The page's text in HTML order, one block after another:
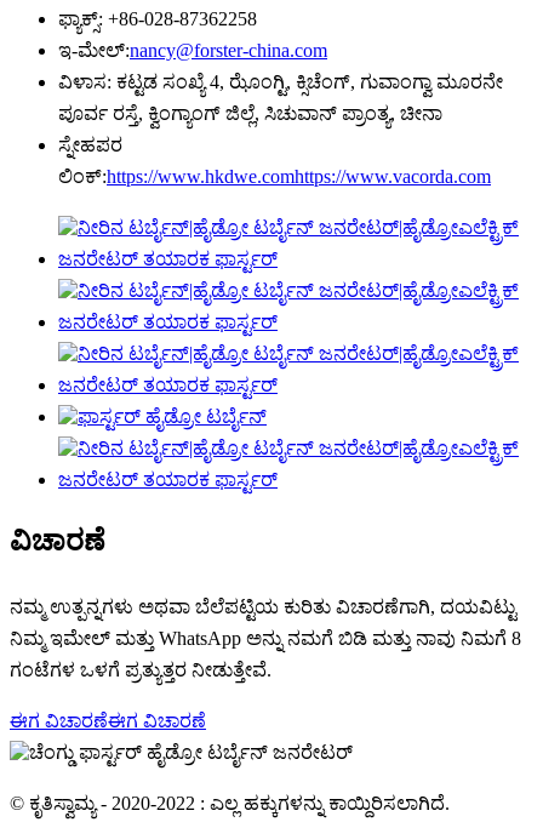
ಫ್ಯಾಕ್ಸ್: +86-028-87362258
ಇ-ಮೇಲ್:nancy@forster-china.com
ವಿಳಾಸ: ಕಟ್ಟಡ ಸಂಖ್ಯೆ 4, ಝೊಂಗ್ಟಿ, ಕ್ಸಿಚೆಂಗ್, ಗುವಾಂಗ್ವಾ ಮೂರನೇ
ಪೂರ್ವ ರಸ್ತೆ, ಕ್ವಿಂಗ್ಯಾಂಗ್ ಜಿಲ್ಲೆ, ಸಿಚುವಾನ್ ಪ್ರಾಂತ್ಯ, ಚೀನಾ
ಸ್ನೇಹಪರ
ಲಿಂಕ್:https://www.hkdwe.comhttps://www.vacorda.com
ವಿಚಾರಣೆ
ನಮ್ಮ ಉತ್ಪನ್ನಗಳು ಅಥವಾ ಬೆಲೆಪಟ್ಟಿಯ ಕುರಿತು ವಿಚಾರಣೆಗಾಗಿ, ದಯವಿಟ್ಟು
ನಿಮ್ಮ ಇಮೇಲ್ ಮತ್ತು WhatsApp ಅನ್ನು ನಮಗೆ ಬಿಡಿ ಮತ್ತು ನಾವು ನಿಮಗೆ 8
ಗಂಟೆಗಳ ಒಳಗೆ ಪ್ರತ್ಯುತ್ತರ ನೀಡುತ್ತೇವೆ.
ಈಗ ವಿಚಾರಣೆಈಗ ವಿಚಾರಣೆ
© ಕೃತಿಸ್ವಾಮ್ಯ - 2020-2022 : ಎಲ್ಲ ಹಕ್ಕುಗಳನ್ನು ಕಾಯ್ದಿರಿಸಲಾಗಿದೆ.